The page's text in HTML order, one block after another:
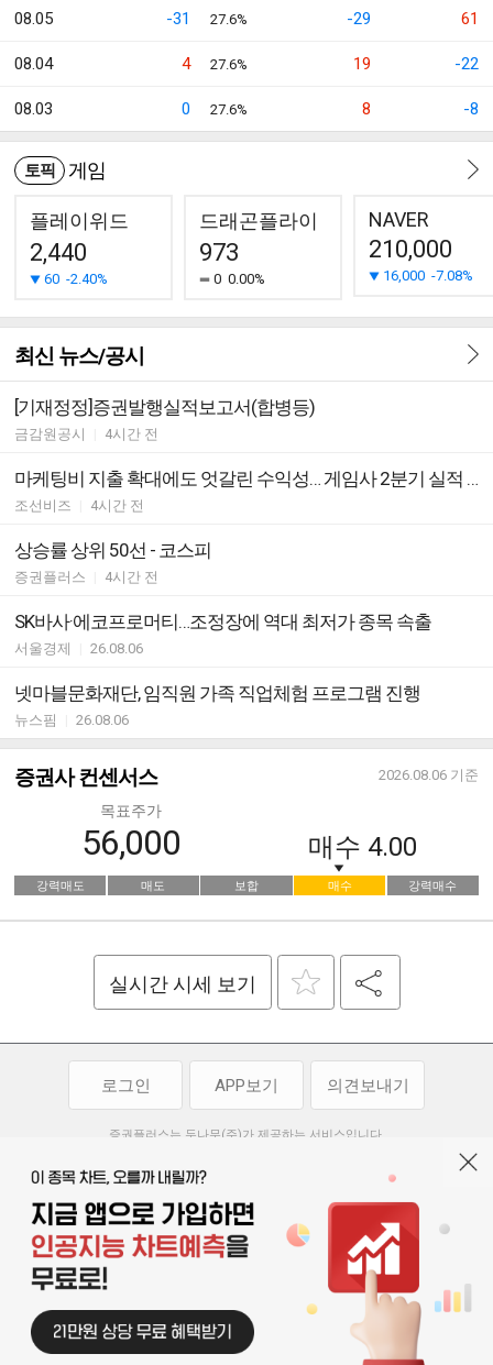
08.05 -31 27.6% -29 61
08.04 4 27.6% 19 -22
08.03 0 27.6% 8 -8
토픽 게임
플레이위드
2,440
60 -2.40%
드래곤플라이
973
0 0.00%
NAVER
210,000
16,000 -7.08%
최신 뉴스/공시
[기재정정]증권발행실적보고서(합병등)
금감원공시 4시간 전
마케팅비 지출 확대에도 엇갈린 수익성… 게임사 2분기 실적 살펴보니
조선비즈 4시간 전
상승률 상위 50선 - 코스피
증권플러스 4시간 전
SK바사·에코프로머티…조정장에 역대 최저가 종목 속출
서울경제 26.08.06
넷마블문화재단, 임직원 가족 직업체험 프로그램 진행
뉴스핌 26.08.06
증권사 컨센서스 2026.08.06 기준
목표주가
56,000 매수 4.00
강력매도 매도 보합 매수 강력매수
실시간 시세 보기
로그인 APP보기 의견보내기
증권플러스는 두나무(주)가 제공하는 서비스입니다.
투자 참고사항이며, 정보 제공 과정에서 오류나 지연이 발생할 수 있습니다.
두나무(주)는 제공된 정보에 의한 투자 결과에 대하여 법적인 책임을
부담하지 않습니다. 본 서비스에서 제공되는 정보의 무단 배포를 금합니다.
이용약관 | 청소년보호정책 개인정보처리방침
기사배열 기본방침 | 고객센터 |
오픈소스 라이선스
서울특별시 서초구 강남대로 369, 15층
사업자 등록번호 119-86-54968
|
기사배열 책임자 : 박동규
© 두나무 주식회사